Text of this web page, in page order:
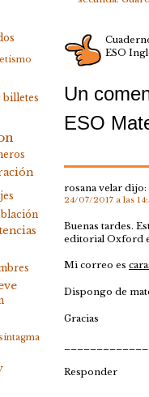
ESO
Un
ESO
rosana velar dijo:
24/07/2017 a las
Buenas tardes.
editorial Oxford
Mi correo es
Dispongo de
Gracias
Responder
billetes